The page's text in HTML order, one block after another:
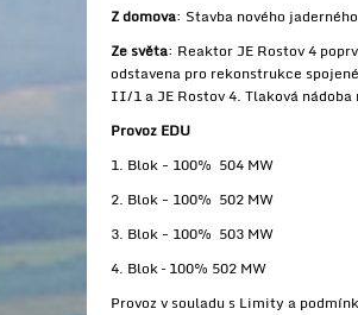
Z domova: Stavba nového
Ze světa: Reaktor JE Rostov 4
odstavena pro rekonstrukce
II/1 a JE Rostov 4. Tlaková
Provoz EDU
1. Blok - 100% 504 MW
2. Blok - 100% 502 MW
3. Blok - 100% 503 MW
4. Blok – 100% 502 MW
Provoz v souladu s Limity a